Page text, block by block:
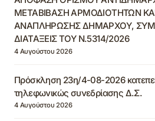
ΜΕΤΑΒΙΒΑΣΗ ΑΡΜΟΔΙΟΤΗΤΩΝ
ΑΝΑΠΛΗΡΩΣΗΣ ΔΗΜΑΡΧΟΥ,
ΔΙΑΤΑΞΕΙΣ ΤΟΥ Ν.5314/2026
4 Αυγούστου 2026
Πρόσκληση 23η/4-08-2026
τηλεφωνικώς συνεδρίασης Δ.Σ.
4 Αυγούστου 2026